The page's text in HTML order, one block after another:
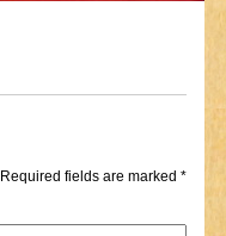
fields are marked *